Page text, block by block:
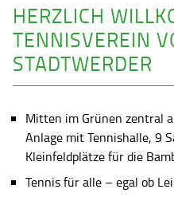
HERZLICH
TENNISVEREIN
STADTWERDER
Mitten im Grünen zentral
Anlage mit Tennishalle, 9
Kleinfeldplätze für die
Tennis für alle – egal ob